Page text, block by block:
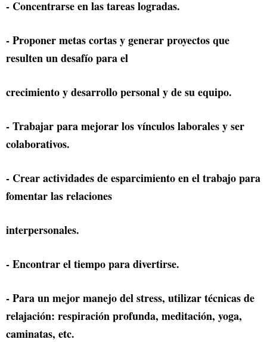
- Concentrarse en las tareas logradas.
- Proponer metas cortas y generar proyectos que
resulten un desafío para el
crecimiento y desarrollo personal y de su equipo.
- Trabajar para mejorar los vínculos laborales y ser
colaborativos.
- Crear actividades de esparcimiento en el trabajo para
fomentar las relaciones
interpersonales.
- Encontrar el tiempo para divertirse.
- Para un mejor manejo del stress, utilizar técnicas de
relajación: respiración profunda, meditación, yoga,
caminatas, etc.